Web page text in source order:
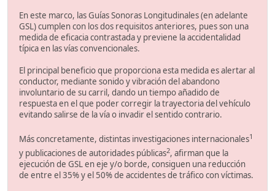
En este marco, las Guías Sonoras Longitudinales (en adelante
GSL) cumplen con los dos requisitos anteriores, pues son una
medida de eficacia contrastada y previene la accidentalidad
típica en las vías convencionales.
El principal beneficio que proporciona esta medida es alertar al
conductor, mediante sonido y vibración del abandono
involuntario de su carril, dando un tiempo añadido de
respuesta en el que poder corregir la trayectoria del vehículo
evitando salirse de la vía o invadir el sentido contrario.
Más concretamente, distintas investigaciones internacionales1
y publicaciones de autoridades públicas2, afirman que la
ejecución de GSL en eje y/o borde, consiguen una reducción
de entre el 35% y el 50% de accidentes de tráfico con víctimas.